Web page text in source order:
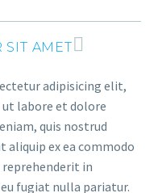
AMET
adipisicing elit,
labore et dolore
quis nostrud
ex ea commodo
reprehenderit in
fugiat nulla pariatur.